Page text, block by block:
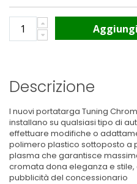
Descrizione
I nuovi portatarga Tuning
installano su qualsiasi tipo di
effettuare modifiche o
polimero plastico sottoposto a
plasma che garantisce
cromata dona eleganza e
pubblicità del concessionario